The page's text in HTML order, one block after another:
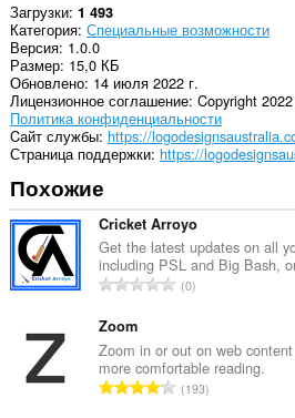
Загрузки 1 493
Категория Специальные возможности
Версия 1.0.0
Размер 15,0 КБ
Обновлено 14 июля 2022 г.
Лицензионное соглашение Copyright
Политика конфиденциальности
Cайт службы https://
Страница поддержки https://
Похожие
Cricket Arroyo
Get the latest updates on all
including PSL and Big Bash,
В
г
о
о
0
Zoom
Zoom in or out on web
more comfortable reading.
В193